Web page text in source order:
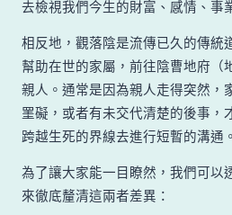
去檢視我們今生的財富、感情、事
相反地，觀落陰是流傳已久的傳統
幫助在世的家屬，前往陰曹地府（
親人。通常是因為親人走得突然，
罣礙，或者有未交代清楚的後事，
跨越生死的界線去進行短暫的溝通。
為了讓大家能一目瞭然，我們可以
來徹底釐清這兩者差異：